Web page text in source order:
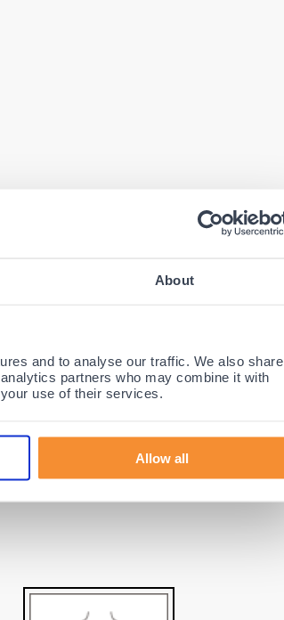
About
and to analyse our traffic. We also share
partners who may combine it with
use of their services.
Allow all
steun en bescherming
waardoor de brace zeer
veel gebruikt voor
dan ook aanbevolen voor
of ongeval. Benieuwd